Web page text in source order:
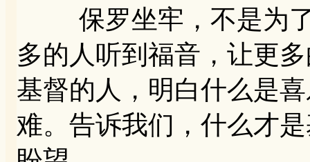
保罗坐牢，不是为了
多的人听到福音，让更
基督的人，明白什么是
难。告诉我们，什么才